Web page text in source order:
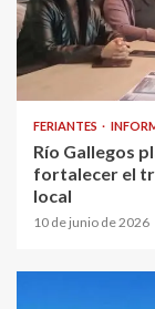
FERIANTES
Río Gallegos
fortalecer el
local
10 de junio de 2026